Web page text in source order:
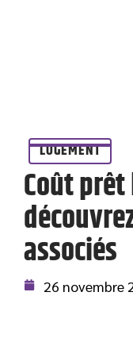
LOGEMENT
Coût
associés
26 novembre